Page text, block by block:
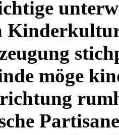
möge